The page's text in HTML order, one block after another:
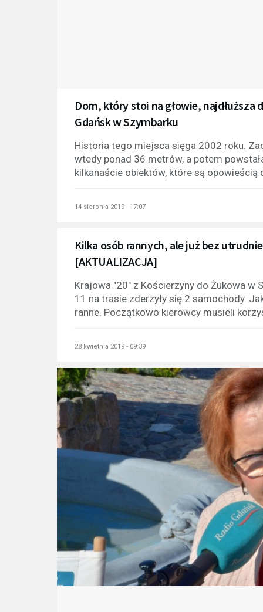
Dom, który stoi na głowie, najdłuższa
Gdańsk w Szymbarku
Historia tego miejsca sięga 2002 roku.
wtedy ponad 36 metrów, a potem
kilkanaście obiektów, które są opowieścią
14 sierpnia 2019 - 17:07
Kilka osób rannych, ale już bez
[AKTUALIZACJA]
Krajowa "20" z Kościerzyny do Żukowa w
11 na trasie zderzyły się 2 samochody.
ranne. Początkowo kierowcy musieli
28 kwietnia 2019 - 09:39